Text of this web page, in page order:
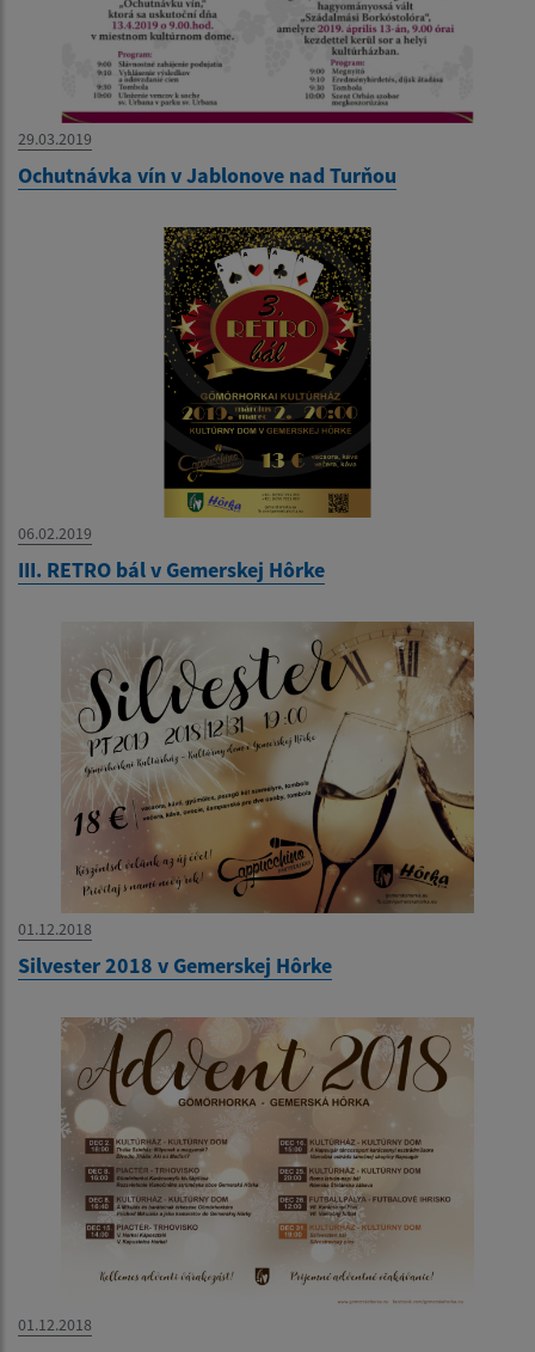
29.03.2019
Ochutnávka vín v Jablonove nad Turňou
06.02.2019
III. RETRO bál v Gemerskej Hôrke
01.12.2018
Silvester 2018 v Gemerskej Hôrke
01.12.2018